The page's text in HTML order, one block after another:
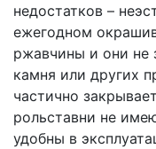
недостатков –
ежегодном
ржавчины и они не
камня или других
частично
рольставни не
удобны в